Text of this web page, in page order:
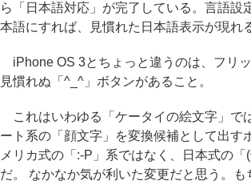
ら「日本語対応」が完了している。言語設
本語にすれば、見慣れた日本語表示が現れ
iPhone OS 3とちょっと違うのは、フリッ
見慣れぬ「^_^」ボタンがあること。
これはいわゆる「ケータイの絵文字」で
ート系の「顔文字」を変換候補として出す
メリカ式の「:-P」系ではなく、日本式の
だ。 なかなか気が利いた変更だと思う。も